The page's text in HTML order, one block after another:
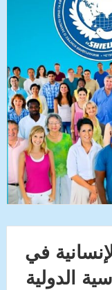
في
الدولية